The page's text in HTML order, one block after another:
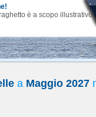
è a scopo illustrativo.
a Maggio 2027